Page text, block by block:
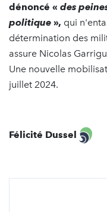
dénoncé « des
politique », qui
détermination des
assure Nicolas
Une nouvelle
juillet 2024.
Félicité Dussel